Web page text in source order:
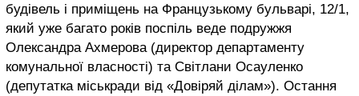
будівель і приміщень на Французькому бульварі, 12/1,
який уже багато років поспіль веде подружжя
Олександра Ахмерова (директор департаменту
комунальної власності) та Світлани Осауленко
(депутатка міськради від «Довіряй ділам»). Остання